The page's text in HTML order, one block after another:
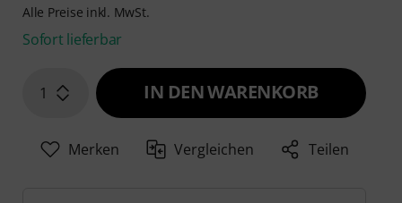
Alle Preise inkl. MwSt.
Sofort lieferbar
1 IN DEN WARENKORB
Merken Vergleichen Teilen